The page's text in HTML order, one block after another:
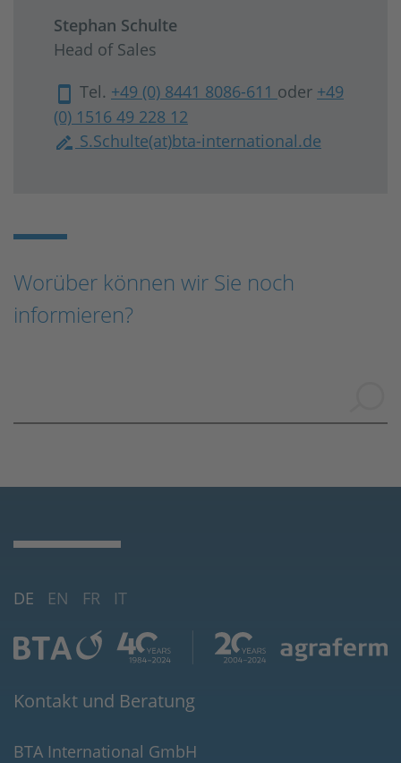
Stephan Schulte
Head of Sales
Tel. +49 (0) 8441 8086-611 oder +49
(0) 1516 49 228 12
S.Schulte(at)bta-international.de
Worüber können wir Sie noch
informieren?
DE EN FR IT
Kontakt und Beratung
BTA International GmbH